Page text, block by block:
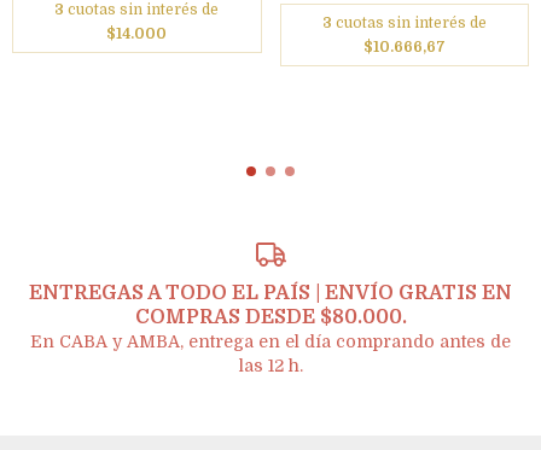
3 cuotas sin interés de
$14.000
3 cuotas sin interés de
$10.666,67
ENTREGAS A TODO EL PAÍS | ENVÍO GRATIS EN
COMPRAS DESDE $80.000.
En CABA y AMBA, entrega en el día comprando antes de
las 12 h.